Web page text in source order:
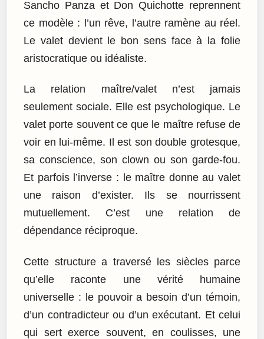
Sancho Panza et Don Quichotte reprennent
ce modèle : l’un rêve, l’autre ramène au réel.
Le valet devient le bon sens face à la folie
aristocratique ou idéaliste.
La relation maître/valet n’est jamais
seulement sociale. Elle est psychologique. Le
valet porte souvent ce que le maître refuse de
voir en lui-même. Il est son double grotesque,
sa conscience, son clown ou son garde-fou.
Et parfois l’inverse : le maître donne au valet
une raison d’exister. Ils se nourrissent
mutuellement. C’est une relation de
dépendance réciproque.
Cette structure a traversé les siècles parce
qu’elle raconte une vérité humaine
universelle : le pouvoir a besoin d’un témoin,
d’un contradicteur ou d’un exécutant. Et celui
qui sert exerce souvent, en coulisses, une